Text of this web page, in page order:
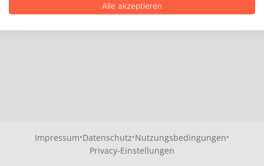
Impressum·Datenschutz·Nutzungsbedingungen·
Privacy-Einstellungen
Alle akzeptieren